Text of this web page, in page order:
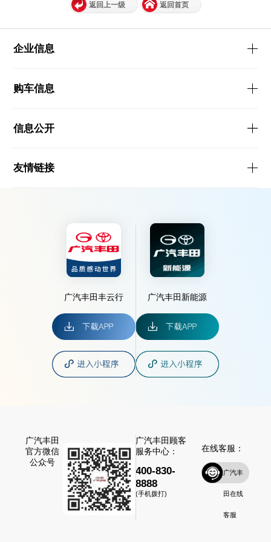
返回上一级 返回首页
企业信息
购车信息
信息公开
友情链接
广汽丰田丰云行 广汽丰田新能源
广汽丰田
官方微信
公众号
广汽丰田顾客
服务中心：
400-830-
8888
(手机拨打)
在线客服：
广汽丰
田在线
客服